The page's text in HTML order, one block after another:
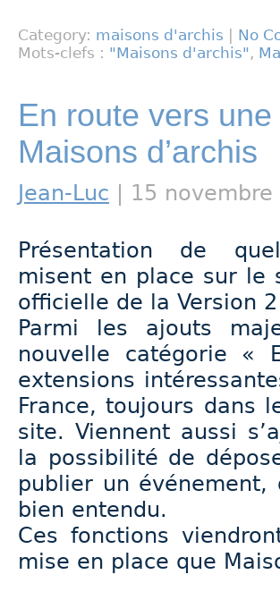
Category: maisons d'archis
No
Mots-clefs : "Maisons d'archis",
En route vers
Maisons d’archis
Jean-Luc | 15 novembre
Présentation de
misent en place sur le
officielle de la Version
Parmi les ajouts
nouvelle catégorie «
extensions
France, toujours dans
site. Viennent aussi
la possibilité de
publier un événement,
bien entendu.
Ces fonctions
mise en place que